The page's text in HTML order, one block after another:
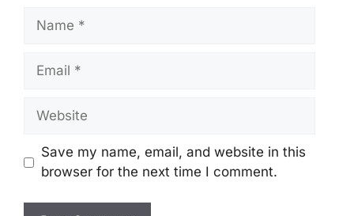
Name
Email
Website
Save my name, email, and website in this
browser for the next time I comment.